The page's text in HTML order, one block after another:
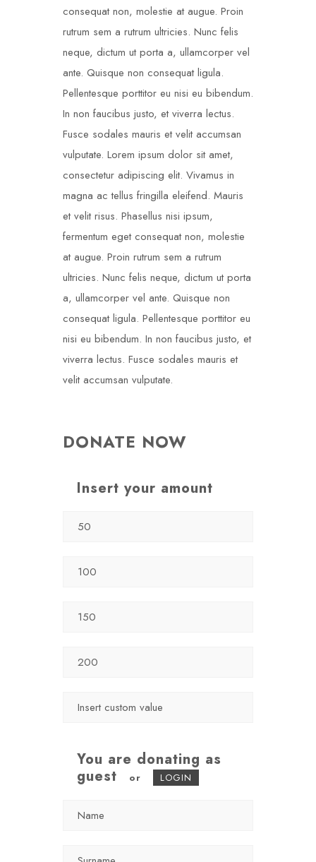
consequat non, molestie at augue. Proin
rutrum sem a rutrum ultricies. Nunc felis
neque, dictum ut porta a, ullamcorper vel
ante. Quisque non consequat ligula.
Pellentesque porttitor eu nisi eu bibendum.
In non faucibus justo, et viverra lectus.
Fusce sodales mauris et velit accumsan
vulputate. Lorem ipsum dolor sit amet,
consectetur adipiscing elit. Vivamus in
magna ac tellus fringilla eleifend. Mauris
et velit risus. Phasellus nisi ipsum,
fermentum eget consequat non, molestie
at augue. Proin rutrum sem a rutrum
ultricies. Nunc felis neque, dictum ut porta
a, ullamcorper vel ante. Quisque non
consequat ligula. Pellentesque porttitor eu
nisi eu bibendum. In non faucibus justo, et
viverra lectus. Fusce sodales mauris et
velit accumsan vulputate.
DONATE NOW
Insert your amount
You are donating as
guest
or LOGIN